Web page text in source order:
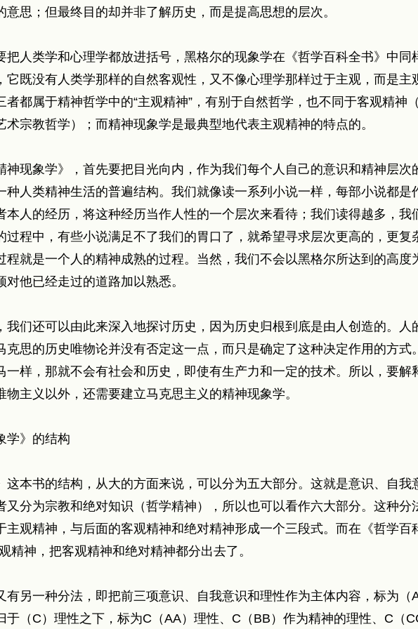
意思；但最终目的却并非了解历史，而是提高思想的层次。
把人类学和心理学都放进括号，黑格尔的现象学在《哲学百科全书》中同
它既没有人类学那样的自然客观性，又不像心理学那样过于主观，而是主
者都属于精神哲学中的“主观精神”，有别于自然哲学，也不同于客观精神
术宗教哲学）；而精神现象学是最典型地代表主观精神的特点的。
神现象学》，首先要把目光向内，作为我们每个人自己的意识和精神层次
种人类精神生活的普遍结构。我们就像读一系列小说一样，每部小说都是
本人的经历，将这种经历当作人性的一个层次来看待；我们读得越多，我
过程中，有些小说满足不了我们的胃口了，就希望寻求层次更高的，更复
程就是一个人的精神成熟的过程。当然，我们不会以黑格尔所达到的高度
对他已经走过的道路加以熟悉。
我们还可以由此来深入地探讨历史，因为历史归根到底是由人创造的。人
克思的历史唯物论并没有否定这一点，而只是确定了这种决定作用的方式
一样，那就不会有社会和历史，即使有生产力和一定的技术。所以，要解
物主义以外，还需要建立马克思主义的精神现象学。
学》的结构
这本书的结构，从大的方面来说，可以分为五大部分。这就是意识、自
又分为宗教和绝对知识（哲学精神），所以也可以看作六大部分。这种分
主观精神，与后面的客观精神和绝对精神形成一个三段式。而在《哲学百
精神，把客观精神和绝对精神都分出去了。
有另一种分法，即把前三项意识、自我意识和理性作为主体内容，标为（
于（C）理性之下，标为C（AA）理性、C（BB）作为精神的理性、C（